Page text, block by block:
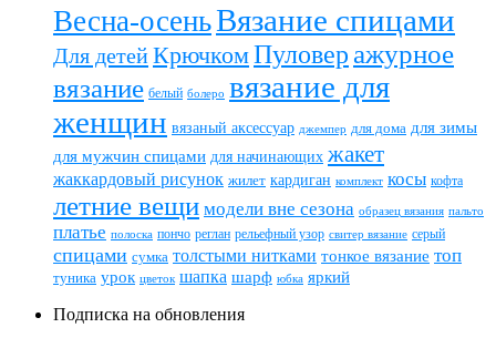
Весна-осеньВязание спицами
Для детейКрючкомПуловер ажурное
вязание белый болеро вязание для
женщин вязаный аксессуар джемпер для дома для зимы
для мужчин спицами для начинающих жакет
жаккардовый рисунок жилет кардиган комплект косы кофта
летние вещи модели вне сезона образец вязания пальто
платье полоска пончо реглан рельефный узор свитер вязание серый
спицами сумка толстыми нитками тонкое вязание топ
туника урок цветок шапка шарф юбка яркий
Подписка на обновления